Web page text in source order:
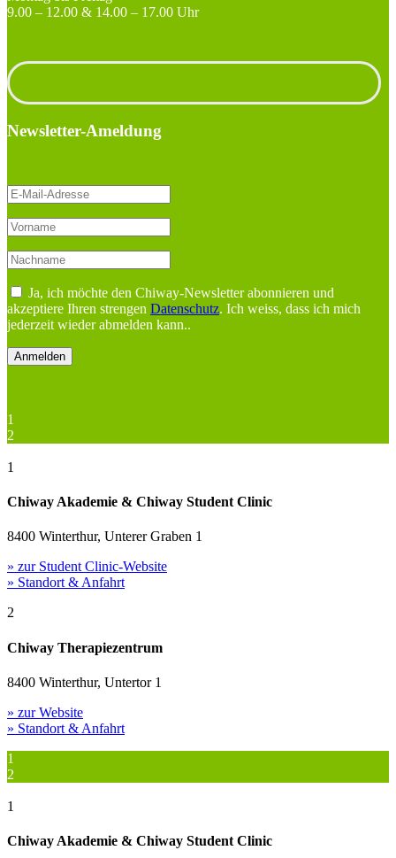
9.00 – 12.00 & 14.00 – 17.00 Uhr
Newsletter-Ameldung
Ja, ich möchte den Chiway-Newsletter abonnieren und
akzeptiere Ihren strengen Datenschutz. Ich weiss, dass ich mich
jederzeit wieder abmelden kann..
1
2
1
Chiway Akademie & Chiway Student Clinic
8400 Winterthur, Unterer Graben 1
» zur Student Clinic-Website
» Standort & Anfahrt
2
Chiway Therapiezentrum
8400 Winterthur, Untertor 1
» zur Website
» Standort & Anfahrt
1
2
1
Chiway Akademie & Chiway Student Clinic